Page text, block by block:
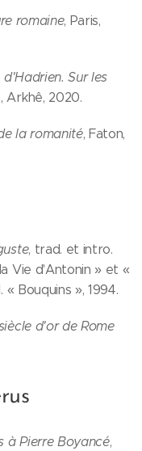
romaine, Paris,
Sur les
Arkhê, 2020.
la romanité, Faton,
, trad. et intro.
Vie d'Antonin » et «
Bouquins », 1994.
d'or de Rome
à Pierre Boyancé,